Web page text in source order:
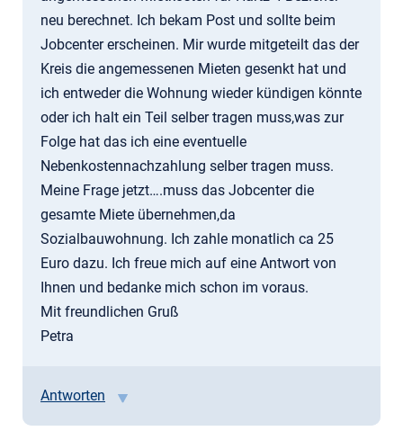
neu berechnet. Ich bekam Post und sollte beim
Jobcenter erscheinen. Mir wurde mitgeteilt das der
Kreis die angemessenen Mieten gesenkt hat und
ich entweder die Wohnung wieder kündigen könnte
oder ich halt ein Teil selber tragen muss,was zur
Folge hat das ich eine eventuelle
Nebenkostennachzahlung selber tragen muss.
Meine Frage jetzt….muss das Jobcenter die
gesamte Miete übernehmen,da
Sozialbauwohnung. Ich zahle monatlich ca 25
Euro dazu. Ich freue mich auf eine Antwort von
Ihnen und bedanke mich schon im voraus.
Mit freundlichen Gruß
Petra
Antworten